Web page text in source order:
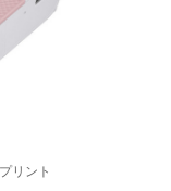
リント